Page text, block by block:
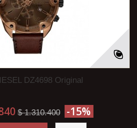
DZ4698 Original
$ 1.310.400 -15%